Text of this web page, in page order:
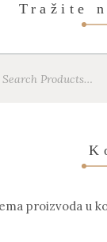
Tražite
proizvoda u